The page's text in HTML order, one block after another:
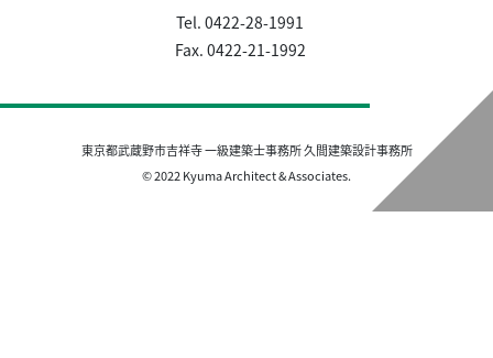
東京都武蔵野市吉祥寺 一級建築士事務所 久間建築設計事務所
Tel. 0422-28-1991
Fax. 0422-21-1992
© 2022 Kyuma Architect & Associates.